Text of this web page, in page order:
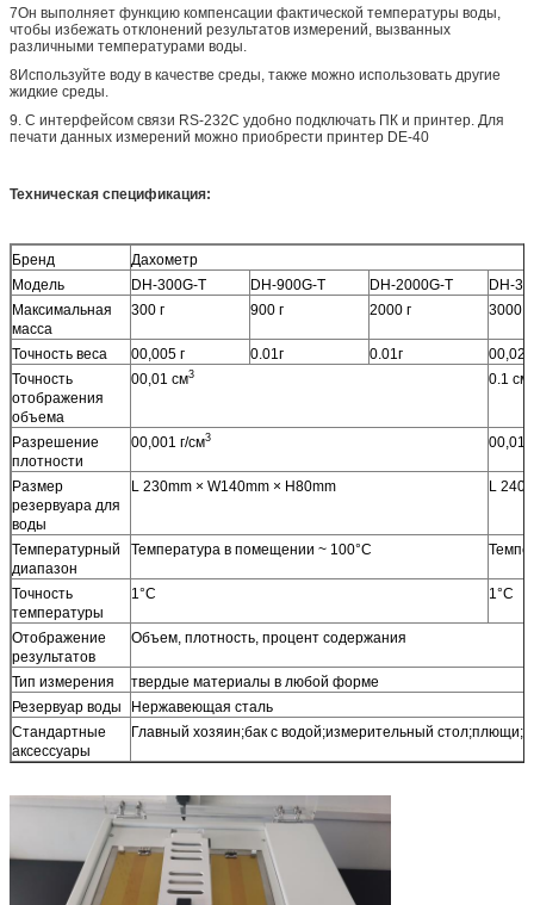
7Он выполняет функцию компенсации фактической температуры воды,
чтобы избежать отклонений результатов измерений, вызванных
различными температурами воды.
8Используйте воду в качестве среды, также можно использовать другие
жидкие среды.
9. С интерфейсом связи RS-232C удобно подключать ПК и принтер. Для
печати данных измерений можно приобрести принтер DE-40
Техническая спецификация:
Бренд
Дахометр
Модель
DH-300G-T DH-900G-T DH-2000G-T
DH-
Максимальная
масса
300 г 900 г 2000 г 3000 г
Точность веса 00,005 г 0.01г 0.01г
00,02 г
Точность
отображения
объема
00,01 см3 0.1 см
Разрешение
плотности
00,001 г/см3 00,01
Размер
резервуара для
воды
L 230mm × W140mm × H80mm L 240
Температурный
диапазон
Температура в помещении ~ 100°C
Точность
температуры
1°C 1°C
Отображение
результатов
Объем, плотность, процент содержания
Тип измерения
твердые материалы в любой форме
Резервуар воды
Нержавеющая сталь
Стандартные
аксессуары
Главный хозяин;бак с водой;измерительный